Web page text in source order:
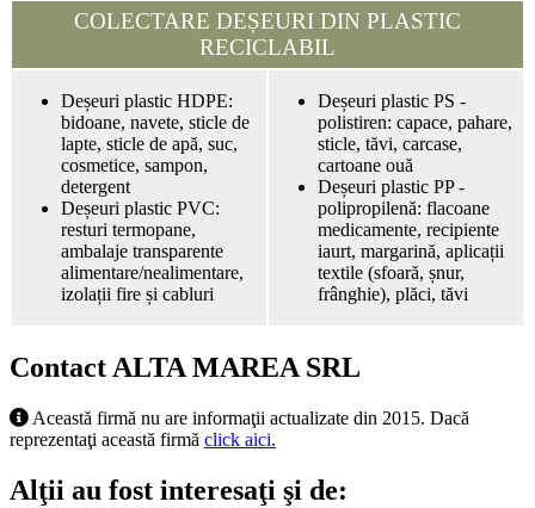
COLECTARE DEȘEURI DIN PLASTIC
RECICLABIL
Deșeuri plastic HDPE:
bidoane, navete, sticle de
lapte, sticle de apă, suc,
cosmetice, sampon,
detergent
Deșeuri plastic PVC:
resturi termopane,
ambalaje transparente
alimentare/nealimentare,
izolații fire și cabluri
Deșeuri plastic PS -
polistiren: capace, pahare,
sticle, tăvi, carcase,
cartoane ouă
Deșeuri plastic PP -
polipropilenă: flacoane
medicamente, recipiente
iaurt, margarină, aplicații
textile (sfoară, șnur,
frânghie), plăci, tăvi
Contact ALTA MAREA SRL
Această firmă nu are informaţii actualizate din 2015. Dacă
reprezentaţi această firmă click aici.
Alţii au fost interesaţi şi de: